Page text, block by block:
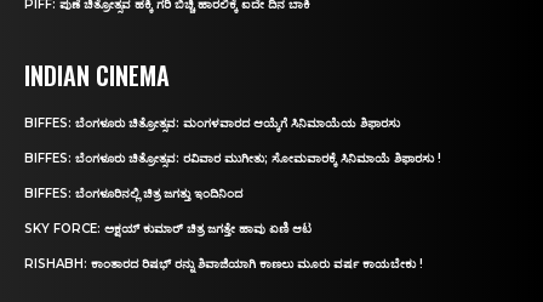
PIFF: ಪುಣೆ ಚಿತ್ರೋತ್ಸವ ಹಕ್ಕಿ ಗರಿ ಬಿಚ್ಚಿ ಹಾರಲಿಕ್ಕೆ ಐದೇ ದಿನ ಬಾಕಿ
INDIAN CINEMA
BIFFES: ಬೆಂಗಳೂರು ಚಿತ್ರೋತ್ಸವ: ಮಂಗಳವಾರದ ಆಯ್ಕೆಗೆ ಸಿನಿಮಾಯೆಯ ಶಿಫಾರಸು
BIFFES: ಬೆಂಗಳೂರು ಚಿತ್ರೋತ್ಸವ: ರವಿವಾರ ಮುಗೀತು; ಸೋಮವಾರಕ್ಕೆ ಸಿನಿಮಾಯೆ ಶಿಫಾರಸು !
BIFFES: ಬೆಂಗಳೂರಿನಲ್ಲಿ ಚಿತ್ರ ಜಗತ್ತು ಇಂದಿನಿಂದ
SKY FORCE: ಅಕ್ಷಯ್ ಕುಮಾರ್‌ ಚಿತ್ರ ಜಗತ್ತೇ ಹಾವು ಏಣಿ ಆಟ
RISHABH: ಕಾಂತಾರದ ರಿಷಭ್‌ ರನ್ನು ಶಿವಾಜಿಯಾಗಿ ಕಾಣಲು ಮೂರು ವರ್ಷ ಕಾಯಬೇಕು !